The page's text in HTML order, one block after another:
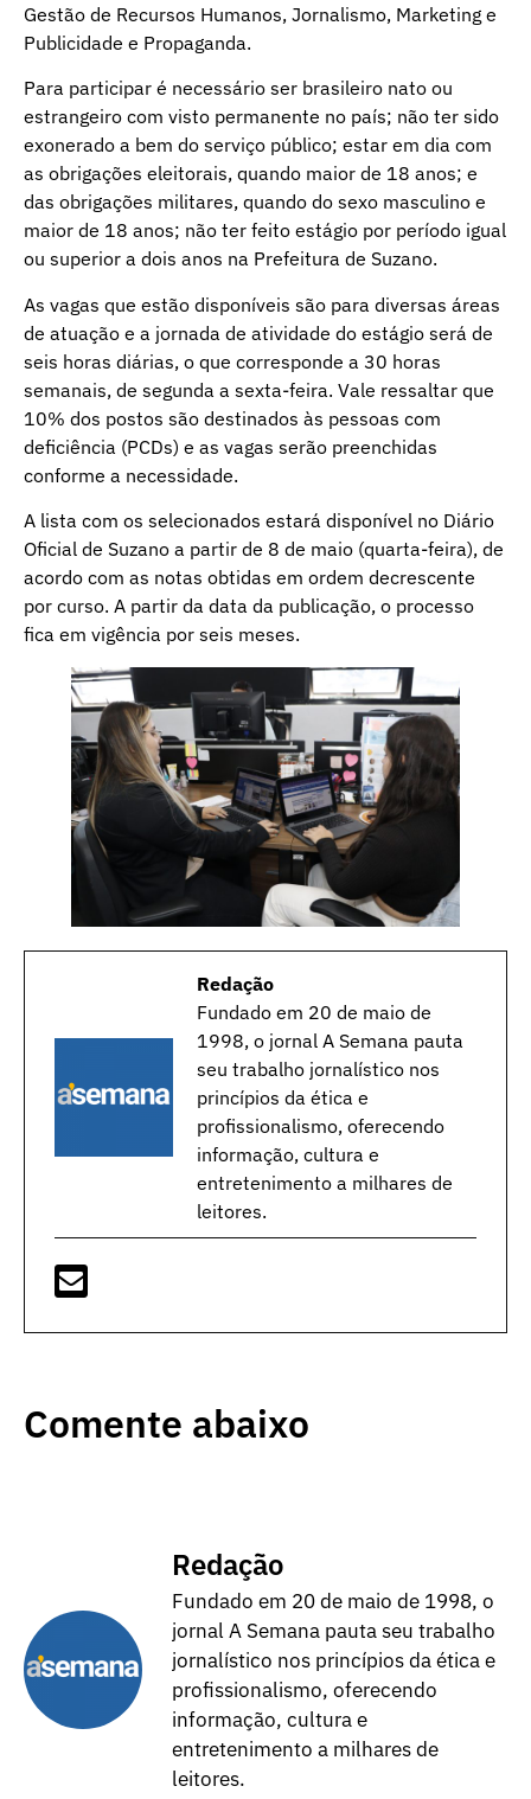
Gestão de Recursos Humanos, Jornalismo, Marketing e
Publicidade e Propaganda.
Para participar é necessário ser brasileiro nato ou
estrangeiro com visto permanente no país; não ter sido
exonerado a bem do serviço público; estar em dia com
as obrigações eleitorais, quando maior de 18 anos; e
das obrigações militares, quando do sexo masculino e
maior de 18 anos; não ter feito estágio por período igual
ou superior a dois anos na Prefeitura de Suzano.
As vagas que estão disponíveis são para diversas áreas
de atuação e a jornada de atividade do estágio será de
seis horas diárias, o que corresponde a 30 horas
semanais, de segunda a sexta-feira. Vale ressaltar que
10% dos postos são destinados às pessoas com
deficiência (PCDs) e as vagas serão preenchidas
conforme a necessidade.
A lista com os selecionados estará disponível no Diário
Oficial de Suzano a partir de 8 de maio (quarta-feira), de
acordo com as notas obtidas em ordem decrescente
por curso. A partir da data da publicação, o processo
fica em vigência por seis meses.
Redação
Fundado em 20 de maio de
1998, o jornal A Semana pauta
seu trabalho jornalístico nos
princípios da ética e
profissionalismo, oferecendo
informação, cultura e
entretenimento a milhares de
leitores.
Comente abaixo
Redação
Fundado em 20 de maio de 1998, o
jornal A Semana pauta seu trabalho
jornalístico nos princípios da ética e
profissionalismo, oferecendo
informação, cultura e
entretenimento a milhares de
leitores.